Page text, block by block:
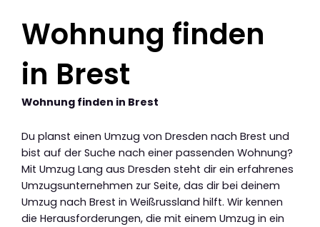
Wohnung finden
in Brest
Wohnung finden in Brest
Du planst einen Umzug von Dresden nach Brest und
bist auf der Suche nach einer passenden Wohnung?
Mit Umzug Lang aus Dresden steht dir ein erfahrenes
Umzugsunternehmen zur Seite, das dir bei deinem
Umzug nach Brest in Weißrussland hilft. Wir kennen
die Herausforderungen, die mit einem Umzug in ein